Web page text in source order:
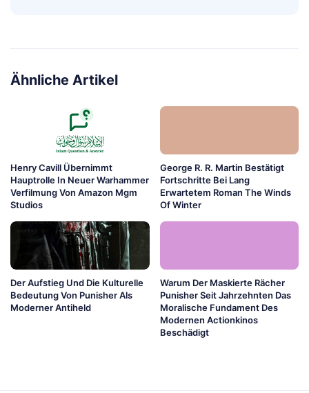
Ähnliche Artikel
Henry Cavill Übernimmt
Hauptrolle In Neuer Warhammer
Verfilmung Von Amazon Mgm
Studios
George R. R. Martin Bestätigt
Fortschritte Bei Lang
Erwartetem Roman The Winds
Of Winter
Der Aufstieg Und Die Kulturelle
Bedeutung Von Punisher Als
Moderner Antiheld
Warum Der Maskierte Rächer
Punisher Seit Jahrzehnten Das
Moralische Fundament Des
Modernen Actionkinos
Beschädigt